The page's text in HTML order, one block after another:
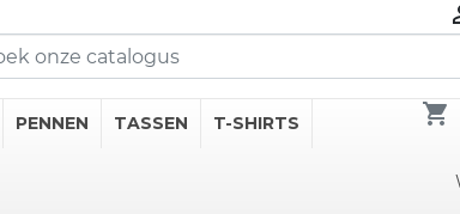
PENNEN TASSEN T-SHIRTS shopping_cart